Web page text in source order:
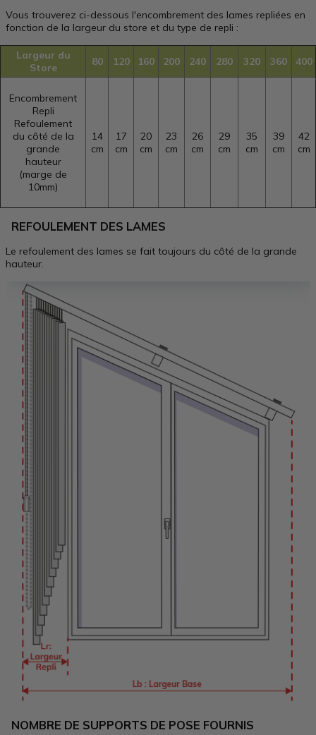
Vous trouverez ci-dessous l'encombrement des lames repliées en
fonction de la largeur du store et du type de repli :
Largeur du
Store
80 120 160 200 240 280 320 360 400
Encombrement
Repli
Refoulement
du côté de la
grande
hauteur
(marge de
10mm)
14
cm
17
cm
20
cm
23
cm
26
cm
29
cm
35
cm
39
cm
42
cm
REFOULEMENT DES LAMES
Le refoulement des lames se fait toujours du côté de la grande
hauteur.
NOMBRE DE SUPPORTS DE POSE FOURNIS